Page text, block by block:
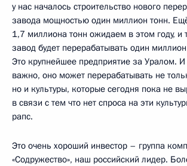
у нас началось строительство нового
завода мощностью один миллион тонн.
1,7 миллиона тонн ожидаем в этом году, и
завод будет перерабатывать один
Это крупнейшее предприятие за Уралом. И
важно, оно может перерабатывать не
но и культуры, которые сегодня пока не
в связи с тем что нет спроса на эти
рапс.
Это очень хороший инвестор – группа
«Содружество», наш российский лидер.